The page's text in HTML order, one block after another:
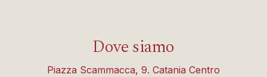
Dove siamo
Piazza Scammacca, 9. Catania Centro